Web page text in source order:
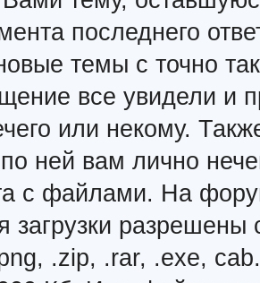
последнего
темы с точно
все увидели и
или некому.
ней вам лично
с файлами. На
загрузки
.zip, .rar, .exe,